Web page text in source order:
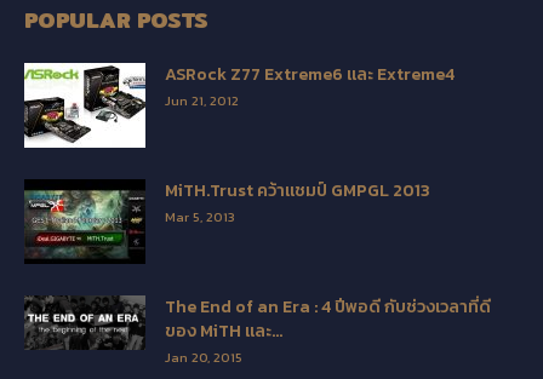
POPULAR POSTS
ASRock Z77 Extreme6 และ Extreme4
Jun 21, 2012
MiTH.Trust คว้าแชมป์ GMPGL 2013
Mar 5, 2013
The End of an Era : 4 ปีพอดี กับช่วงเวลาที่ดี
ของ MiTH และ...
Jan 20, 2015